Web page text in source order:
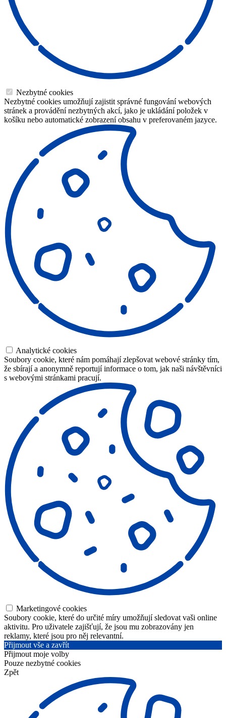
Nezbytné cookies
Nezbytné cookies umožňují zajistit správné fungování webových
stránek a provádění nezbytných akcí, jako je ukládání položek v
košíku nebo automatické zobrazení obsahu v preferovaném jazyce.
Analytické cookies
Soubory cookie, které nám pomáhají zlepšovat webové stránky tím,
že sbírají a anonymně reportují informace o tom, jak naši návštěvníci
s webovými stránkami pracují.
Marketingové cookies
Soubory cookie, které do určité míry umožňují sledovat vaši online
aktivitu. Pro uživatele zajišťují, že jsou mu zobrazovány jen
reklamy, které jsou pro něj relevantní.
Přijmout vše a zavřít
Přijmout moje volby
Pouze nezbytné cookies
Zpět